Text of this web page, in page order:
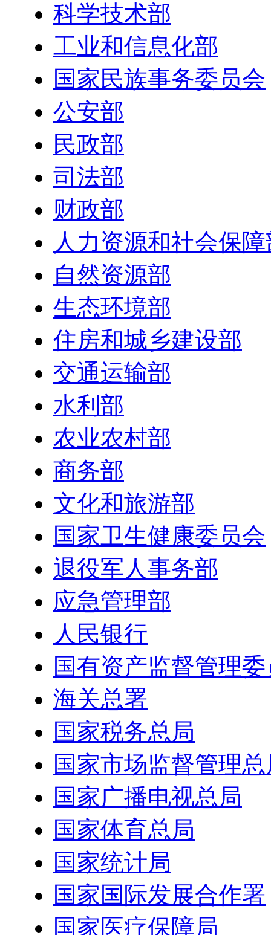
科学技术部
工业和信息化部
国家民族事务委员会
公安部
民政部
司法部
财政部
人力资源和社会保
自然资源部
生态环境部
住房和城乡建设部
交通运输部
水利部
农业农村部
商务部
文化和旅游部
国家卫生健康委员会
退役军人事务部
应急管理部
人民银行
国有资产监督管理
海关总署
国家税务总局
国家市场监督管理
国家广播电视总局
国家体育总局
国家统计局
国家国际发展合作署
国家医疗保障局